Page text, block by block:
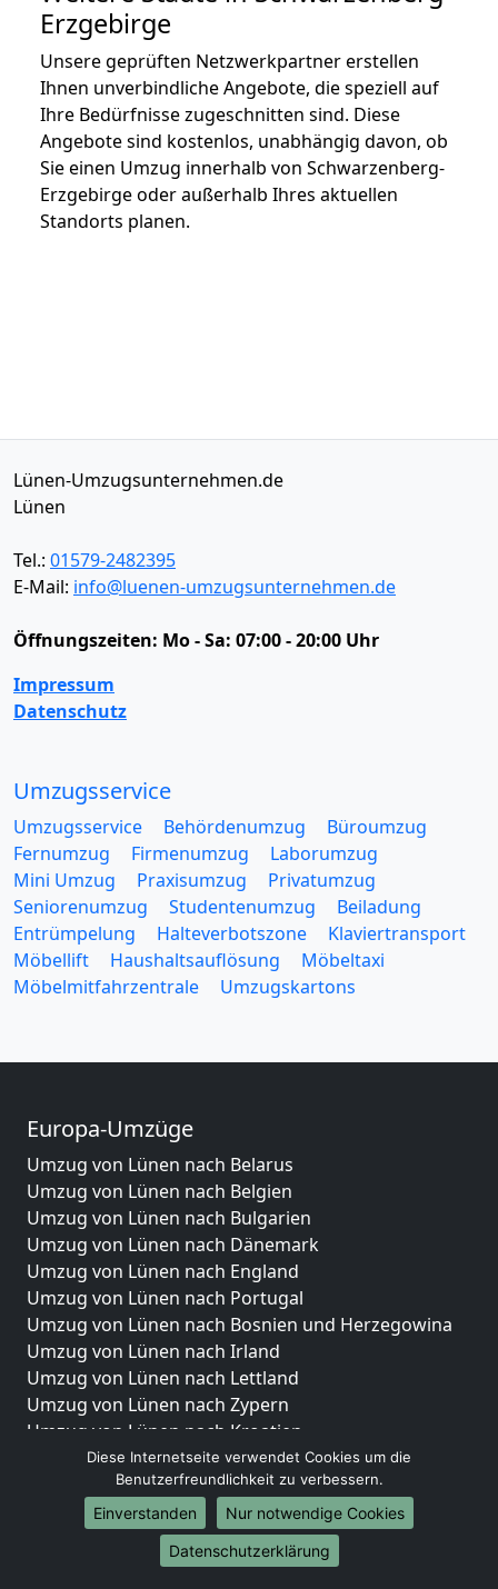
Erzgebirge
Unsere geprüften Netzwerkpartner erstellen
Ihnen unverbindliche Angebote, die speziell auf
Ihre Bedürfnisse zugeschnitten sind. Diese
Angebote sind kostenlos, unabhängig davon, ob
Sie einen Umzug innerhalb von Schwarzenberg-
Erzgebirge oder außerhalb Ihres aktuellen
Standorts planen.
Lünen-Umzugsunternehmen.de
Lünen
Tel.: 01579-2482395
E-Mail: info@luenen-umzugsunternehmen.de
Öffnungszeiten: Mo - Sa: 07:00 - 20:00 Uhr
Impressum
Datenschutz
Umzugsservice
Umzugsservice Behördenumzug
Büroumzug
Fernumzug
Firmenumzug
Laborumzug
Mini Umzug
Praxisumzug
Privatumzug
Seniorenumzug
Studentenumzug
Beiladung
Entrümpelung
Halteverbotszone
Klaviertransport
Möbellift
Haushaltsauflösung
Möbeltaxi
Möbelmitfahrzentrale
Umzugskartons
Europa-Umzüge
Umzug von Lünen nach Belarus
Umzug von Lünen nach Belgien
Umzug von Lünen nach Bulgarien
Umzug von Lünen nach Dänemark
Umzug von Lünen nach England
Umzug von Lünen nach Portugal
Umzug von Lünen nach Bosnien und Herzegowina
Umzug von Lünen nach Irland
Umzug von Lünen nach Lettland
Umzug von Lünen nach Zypern
Umzug von Lünen nach Kroatien
Umzug von Lünen nach Estland
Umzug von Lünen nach Finnland
Umzug von Lünen nach Frankreich
Umzug von Lünen nach Griechenland
Umzug von Lünen nach Italien
Diese Internetseite verwendet Cookies um die
Benutzerfreundlichkeit zu verbessern.
Einverstanden
Nur notwendige Cookies
Datenschutzerklärung